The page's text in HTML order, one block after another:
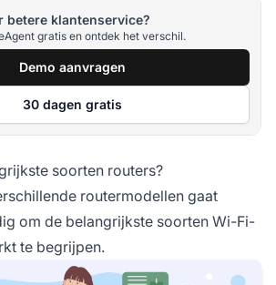
betere klantenservice?
gratis en ontdek het verschil.
Demo aanvragen
30 dagen gratis
soorten routers?
routermodellen gaat
om de belangrijkste soorten Wi-Fi-
te begrijpen.